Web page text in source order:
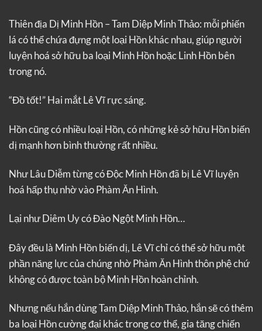
Thiên địa Dị Minh Hồn – Tam Diệp Minh Thảo: mỗi phiến
lá có thể chứa đựng một loại Hồn khác nhau, giúp người
luyện hoá sở hữu ba loại Minh Hồn hoặc Linh Hồn bên
trong nó.
“Đồ tốt!” Hai mắt Lê Vĩ rực sáng.
Hồn cũng có nhiều loại Hồn, có những kẻ sở hữu Hồn biến
dị mạnh hơn bình thường rất nhiều.
Như Lâu Diễm từng có Độc Minh Hồn đã bị Lê Vĩ luyện
hoá hấp thụ nhờ vào Phàm Ăn Hình.
Lại như Diêm Uy có Đào Ngột Minh Hồn…
Đây đều là Minh Hồn biến dị, Lê Vĩ chỉ có thể sở hữu một
phần năng lực của chúng nhờ Phàm Ăn Hình thôn phệ chứ
không có được toàn bộ Minh Hồn hoàn chỉnh.
Nhưng nếu hắn dùng Tam Diệp Minh Thảo, hắn sẽ có thêm
ba loại Hồn cường đại khác trong cơ thể, gia tăng chiến